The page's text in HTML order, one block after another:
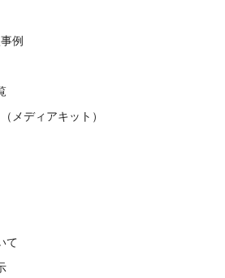
例
メディアキット）
て